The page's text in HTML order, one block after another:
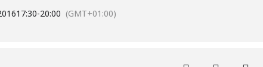
17:30-20:00 (GMT+01:00)